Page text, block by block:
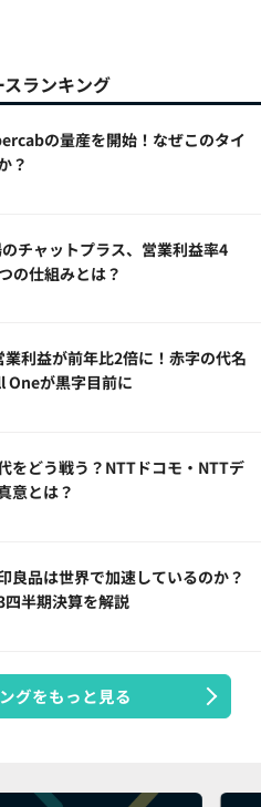
ランキング
の量産を開始！なぜこのタイ
？
チャットプラス、営業利益率4
の仕組みとは？
利益が前年比2倍に！赤字の代名
Oneが黒字目前に
をどう戦う？NTTドコモ・NTTデ
意とは？
良品は世界で加速しているのか？
四半期決算を解説
グをもっと見る